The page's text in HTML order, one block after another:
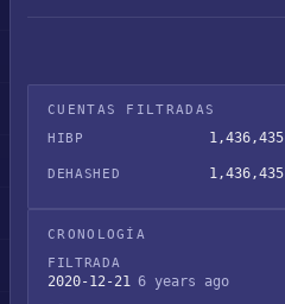
CUENTAS FILTRADAS
HIBP
1,436,435
DEHASHED 1,436,435
CRONOLOGÍA
FILTRADA
2020-12-21 6 years ago